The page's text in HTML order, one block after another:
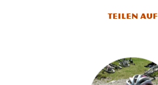
Teilen auf